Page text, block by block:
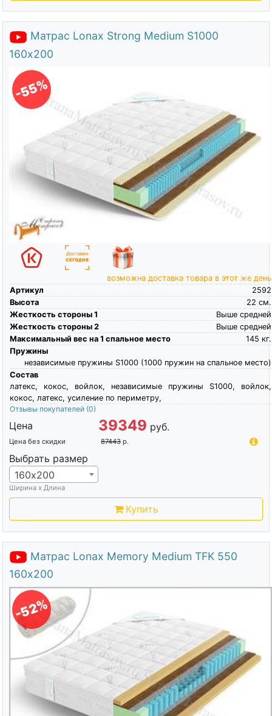
Матрас Lonax Strong Medium S1000
160х200
-55%
возможна доставка товара в этот же день
Артикул
2592
Высота
см.
22
Жесткость стороны 1
Выше средней
Жесткость стороны 2
Выше средней
Максимальный вес на 1 спальное место
кг.
145
Пружины
независимые пружины S1000 (1000 пружин на спальное место)
Состав
латекс, кокос, войлок, независимые пружины S1000, войлок,
кокос, латекс, усиление по периметру,
Отзывы покупателей (0)
Цена 39349 руб.
Цена без скидки 87443 р.
Выбрать размер
160х200
Ширина х Длина
Купить
Матрас Lonax Memory Medium TFK 550
160х200
-52%